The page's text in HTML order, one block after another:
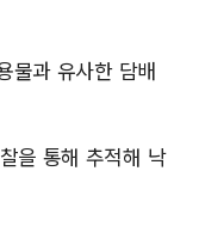
물과 유사한 담배
을 통해 추적해 낙